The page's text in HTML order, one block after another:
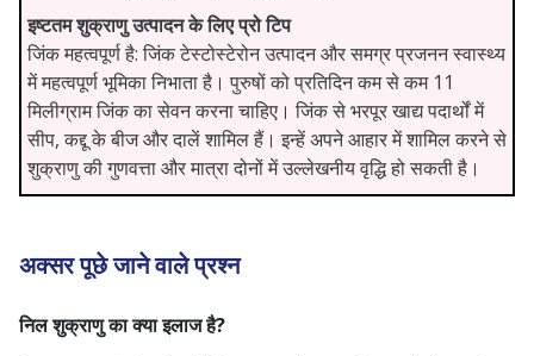
इष्टतम शुक्राणु उत्पादन के लिए प्रो टिप
जिंक महत्वपूर्ण है: जिंक टेस्टोस्टेरोन उत्पादन और समग्र प्रजनन स्वास्थ्य
में महत्वपूर्ण भूमिका निभाता है। पुरुषों को प्रतिदिन कम से कम 11
मिलीग्राम जिंक का सेवन करना चाहिए। जिंक से भरपूर खाद्य पदार्थों में
सीप, कद्दू के बीज और दालें शामिल हैं। इन्हें अपने आहार में शामिल करने से
शुक्राणु की गुणवत्ता और मात्रा दोनों में उल्लेखनीय वृद्धि हो सकती है।
अक्सर पूछे जाने वाले प्रश्न
निल शुक्राणु का क्या इलाज है?